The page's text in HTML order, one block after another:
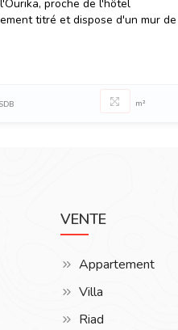
proche de l'hôtel
titré et dispose d'un mur de
SDB m²
VENTE
Appartement
Villa
Riad